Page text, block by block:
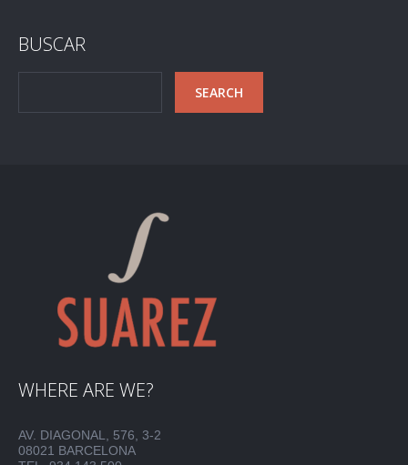
BUSCAR
WHERE ARE WE?
AV. DIAGONAL, 576, 3-2
08021 BARCELONA